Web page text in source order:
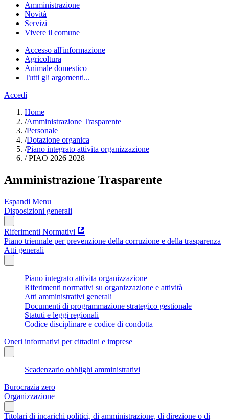
Amministrazione
Novità
Servizi
Vivere il comune
Accesso all'informazione
Agricoltura
Animale domestico
Tutti gli argomenti...
Accedi
Home
/Amministrazione Trasparente
/Personale
/Dotazione organica
/Piano integrato attivita organizzazione
/PIAO 2026 2028
Amministrazione Trasparente
Espandi Menu
Disposizioni generali
Riferimenti Normativi
Piano triennale per prevenzione della corruzione e della trasparenza
Atti generali
Piano integrato attivita organizzazione
Riferimenti normativi su organizzazione e attività
Atti amministrativi generali
Documenti di programmazione strategico gestionale
Statuti e leggi regionali
Codice disciplinare e codice di condotta
Oneri informativi per cittadini e imprese
Scadenzario obblighi amministrativi
Burocrazia zero
Organizzazione
Titolari di incarichi politici, di amministrazione, di direzione o di